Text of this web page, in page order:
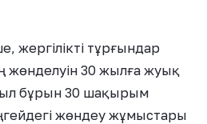
жергілікті тұрғындар
жөнделуін 30 жылға жуық
бұрын 30 шақырым
жөндеу жұмыстары